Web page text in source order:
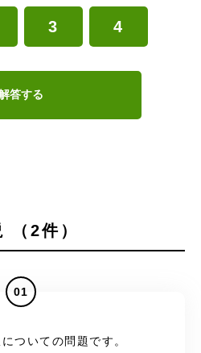
3 4
答する
（2件）
01
ついての問題です。